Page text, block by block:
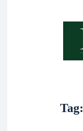
Tag: